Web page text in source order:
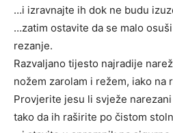
…i izravnajte ih dok ne budu
…zatim ostavite da se malo
rezanje.
Razvaljano tijesto najradije
nožem zarolam i režem, iako na
Provjerite jesu li svježe
tako da ih raširite po čistom